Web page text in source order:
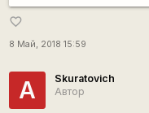
favorite_border
8 Май, 2018 15:59
А
Skuratovich
Автор